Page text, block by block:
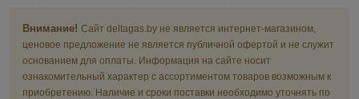
Внимание! Сайт deltagas.by не является интернет-магазином,
ценовое предложение не является публичной офертой и не служит
основанием для оплаты. Информация на сайте носит
ознакомительный характер с ассортиментом товаров возможным к
приобретению. Наличие и сроки поставки необходимо уточнять по